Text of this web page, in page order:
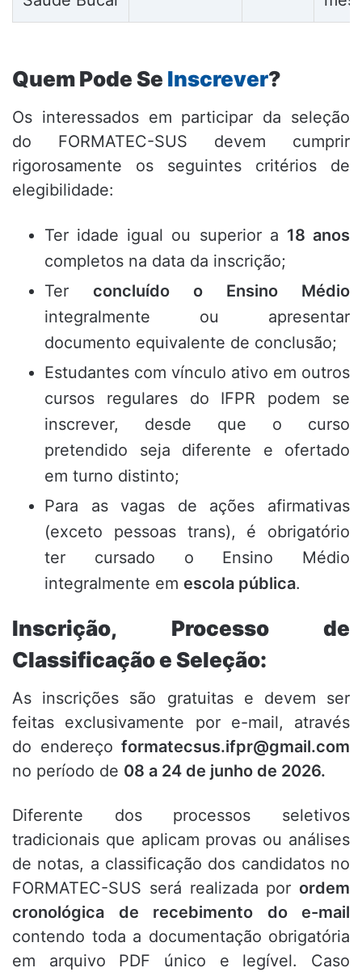
Quem Pode Se Inscrever?
Os interessados em participar da seleção
do FORMATEC-SUS devem cumprir
rigorosamente os seguintes critérios de
elegibilidade:
Ter idade igual ou superior a 18 anos
completos na data da inscrição;
Ter concluído o Ensino Médio
integralmente ou apresentar
documento equivalente de conclusão;
Estudantes com vínculo ativo em outros
cursos regulares do IFPR podem se
inscrever, desde que o curso
pretendido seja diferente e ofertado
em turno distinto;
Para as vagas de ações afirmativas
(exceto pessoas trans), é obrigatório
ter cursado o Ensino Médio
integralmente em escola pública.
Inscrição, Processo de
Classificação e Seleção:
As inscrições são gratuitas e devem ser
feitas exclusivamente por e-mail, através
do endereço formatecsus.ifpr@gmail.com
no período de 08 a 24 de junho de 2026.
Diferente dos processos seletivos
tradicionais que aplicam provas ou análises
de notas, a classificação dos candidatos no
FORMATEC-SUS será realizada por ordem
cronológica de recebimento do e-mail
contendo toda a documentação obrigatória
em arquivo PDF único e legível. Caso